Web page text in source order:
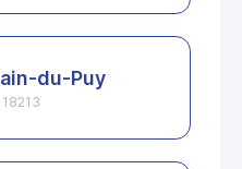
du-Puy